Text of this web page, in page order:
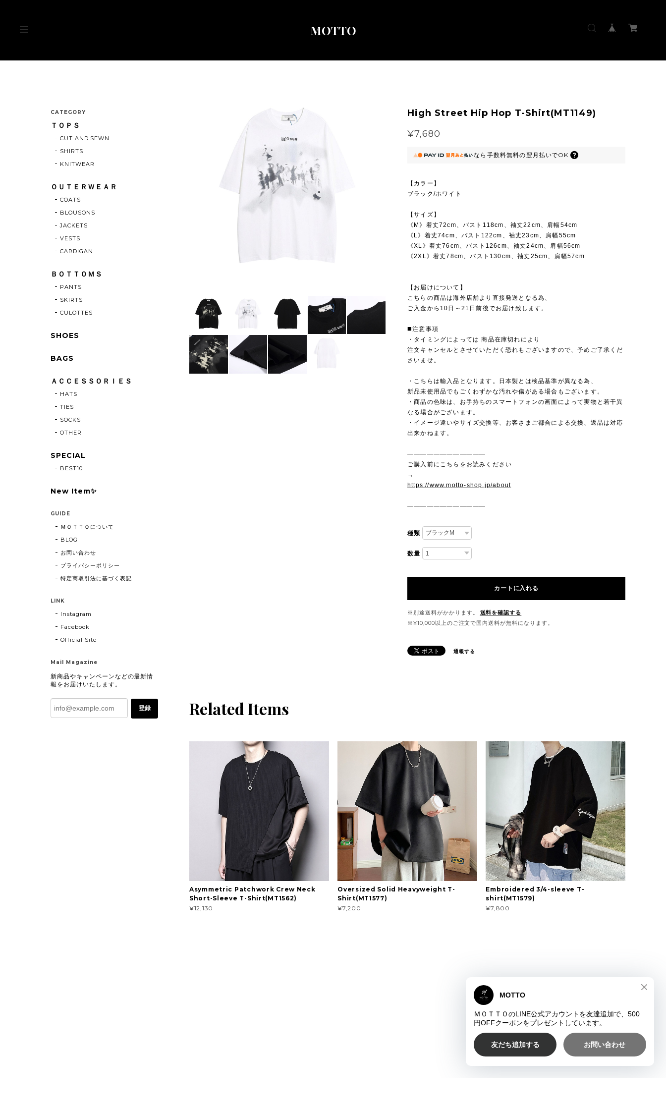
MOTTO
High Street Hip Hop T-Shirt(MT1149)
¥7,680
なら 手数料無料の翌月払いでOK
【カラー】
ブラック/ホワイト
【サイズ】
《M》着丈72cm、バスト118cm、袖丈22cm、肩幅54cm
《L》着丈74cm、バスト122cm、袖丈23cm、肩幅55cm
《XL》着丈76cm、バスト126cm、袖丈24cm、肩幅56cm
《2XL》着丈78cm、バスト130cm、袖丈25cm、肩幅57cm
【お届けについて】
こちらの商品は海外店舗より直接発送となる為、
ご入金から10日～21日前後でお届け致します。
◼️注意事項
・タイミングによっては 商品在庫切れにより
注文キャンセルとさせていただく恐れもございますので、予めご了承くだ
さいませ。
・こちらは輸入品となります。日本製とは検品基準が異なる為、
新品未使用品でもごくわずかな汚れや傷がある場合もございます。
・商品の色味は、お手持ちのスマートフォンの画面によって実物と若干異
なる場合がございます。
・イメージ違いやサイズ交換等、お客さまご都合による交換、返品は対応
出来かねます。
————————————
ご購入前にこちらをお読みください
→
https://www.motto-shop.jp/about
————————————
種類
数量
カートに入れる
※別途送料がかかります。
送料を確認する
※¥10,000以上のご注文で国内送料が無料になります。
通報する
Related Items
Asymmetric Patchwork Crew Neck
Short-Sleeve T-Shirt(MT1562)
¥12,130
Oversized Solid Heavyweight T-
Shirt(MT1577)
¥7,200
Embroidered 3/4-sleeve T-
shirt(MT1579)
¥7,800
CATEGORY
ＴＯＰＳ
CUT AND SEWN
SHIRTS
KNITWEAR
ＯＵＴＥＲＷＥＡＲ
COATS
BLOUSONS
JACKETS
VESTS
CARDIGAN
ＢＯＴＴＯＭＳ
PANTS
SKIRTS
CULOTTES
SHOES
BAGS
ＡＣＣＥＳＳＯＲＩＥＳ
HATS
TIES
SOCKS
OTHER
SPECIAL
BEST10
New Item✨
GUIDE
ＭＯＴＴＯについて
BLOG
お問い合わせ
プライバシーポリシー
特定商取引法に基づく表記
LINK
Instagram
Facebook
Official Site
Mail Magazine
新商品やキャンペーンなどの最新情
報をお届けいたします。
登録